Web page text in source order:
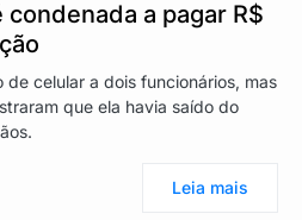
a pagar R$
celular a dois funcionários, mas
que ela havia saído do
Leia mais